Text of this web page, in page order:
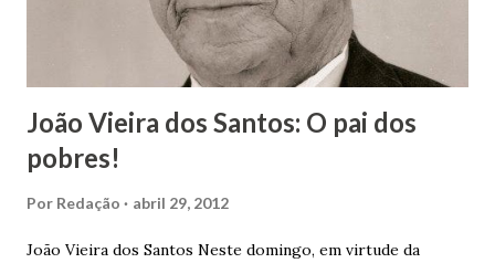
João Vieira dos Santos: O pai dos
pobres!
Por Redação abril 29, 2012
João Vieira dos Santos Neste domingo, em virtude da